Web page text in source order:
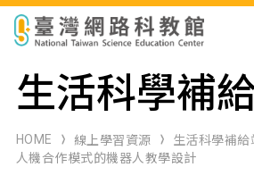
科展作品檢索
科學研習月刊
生活科學補
HOME 線上學習資源 生活科學補給
人機合作模式的機器人教學設計